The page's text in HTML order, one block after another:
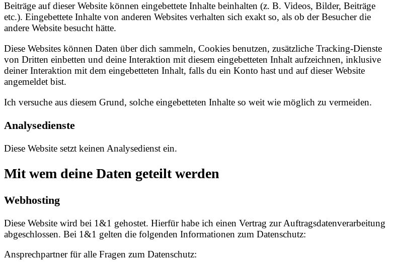
Beiträge auf dieser Website können eingebettete Inhalte beinhalten (z. B. Videos, Bilder, Beiträge
etc.). Eingebettete Inhalte von anderen Websites verhalten sich exakt so, als ob der Besucher die
andere Website besucht hätte.
Diese Websites können Daten über dich sammeln, Cookies benutzen, zusätzliche Tracking-Dienste
von Dritten einbetten und deine Interaktion mit diesem eingebetteten Inhalt aufzeichnen, inklusive
deiner Interaktion mit dem eingebetteten Inhalt, falls du ein Konto hast und auf dieser Website
angemeldet bist.
Ich versuche aus diesem Grund, solche eingebetteten Inhalte so weit wie möglich zu vermeiden.
Analysedienste
Diese Website setzt keinen Analysedienst ein.
Mit wem deine Daten geteilt werden
Webhosting
Diese Website wird bei 1&1 gehostet. Hierfür habe ich einen Vertrag zur Auftragsdatenverarbeitung
abgeschlossen. Bei 1&1 gelten die folgenden Informationen zum Datenschutz:
Ansprechpartner für alle Fragen zum Datenschutz: